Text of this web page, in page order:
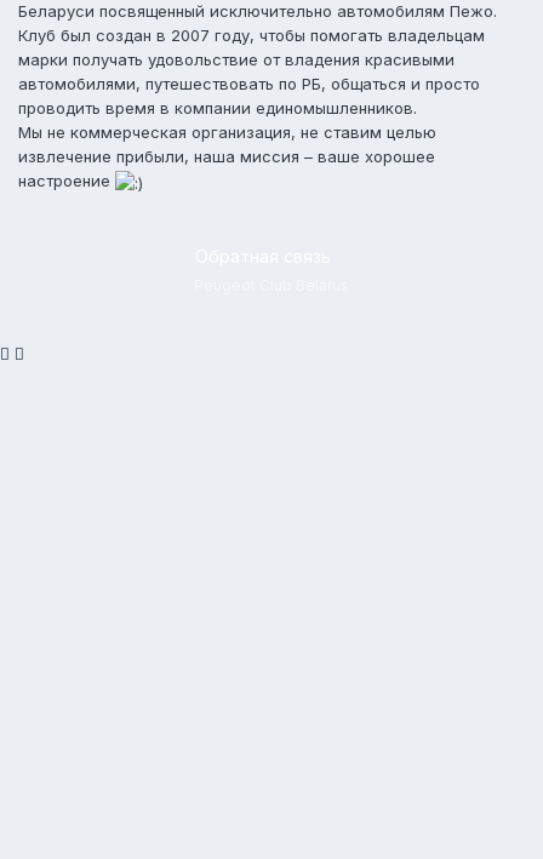
Беларуси посвященный исключительно автомобилям Пежо.
Клуб был создан в 2007 году, чтобы помогать владельцам
марки получать удовольствие от владения красивыми
автомобилями, путешествовать по РБ, общаться и просто
проводить время в компании единомышленников.
Мы не коммерческая организация, не ставим целью
извлечение прибыли, наша миссия – ваше хорошее
настроение